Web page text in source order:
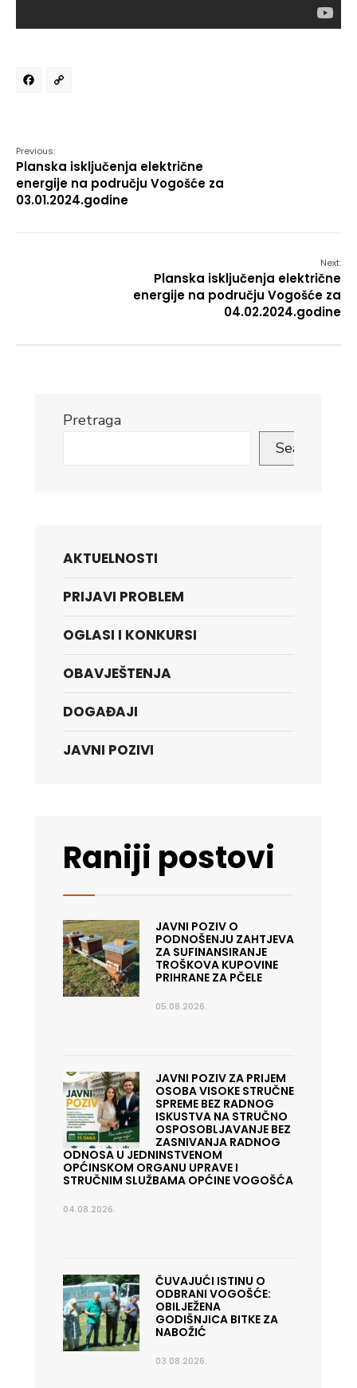
Facebook
Previous:
Planska isključenja električne
energije na području Vogošće za
03.01.2024.godine
Next:
Planska isključenja električne
energije na području Vogošće za
04.02.2024.godine
Pretraga
Search
AKTUELNOSTI
PRIJAVI PROBLEM
OGLASI I KONKURSI
OBAVJEŠTENJA
DOGAĐAJI
JAVNI POZIVI
Raniji postovi
JAVNI POZIV O
PODNOŠENJU ZAHTJEVA
ZA SUFINANSIRANJE
TROŠKOVA KUPOVINE
PRIHRANE ZA PČELE
05.08.2026.
JAVNI POZIV ZA PRIJEM
OSOBA VISOKE STRUČNE
SPREME BEZ RADNOG
ISKUSTVA NA STRUČNO
OSPOSOBLJAVANJE BEZ
ZASNIVANJA RADNOG
ODNOSA U JEDNINSTVENOM
OPĆINSKOM ORGANU UPRAVE I
STRUČNIM SLUŽBAMA OPĆINE VOGOŠĆA
04.08.2026.
ČUVAJUĆI ISTINU O
ODBRANI VOGOŠĆE:
OBILJEŽENA
GODIŠNJICA BITKE ZA
NABOŽIĆ
03.08.2026.